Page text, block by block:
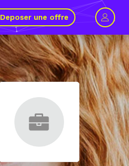
Deposer une offre